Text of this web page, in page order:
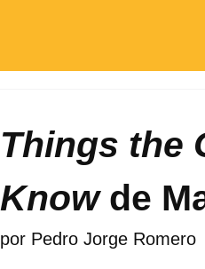
Things the
Knowde
por Pedro Jorge Romero